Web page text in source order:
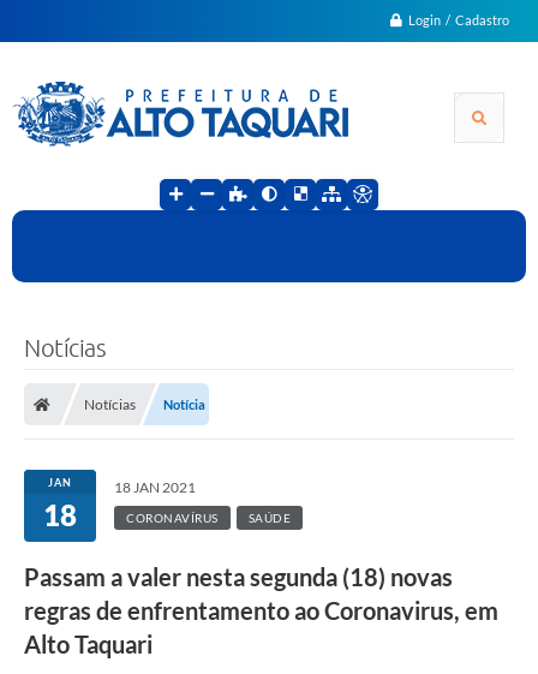
Login / Cadastro
Notícias
Notícias Notícia
JAN
18
18 JAN 2021
CORONAVÍRUS SAÚDE
Passam a valer nesta segunda (18) novas
regras de enfrentamento ao Coronavirus, em
Alto Taquari